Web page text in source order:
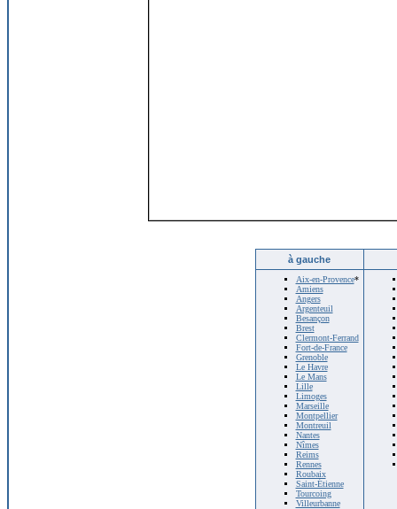
à gauche
Aix-en-Provence*
Amiens
Angers
Argenteuil
Besançon
Brest
Clermont-Ferrand
Fort-de-France
Grenoble
Le Havre
Le Mans
Lille
Limoges
Marseille
Montpellier
Montreuil
Nantes
Nîmes
Reims
Rennes
Roubaix
Saint-Étienne
Tourcoing
Villeurbanne